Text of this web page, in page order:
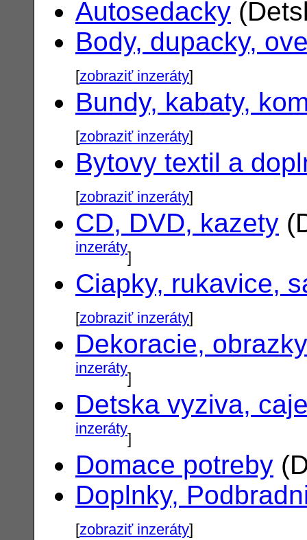
Autosedacky
Body, dupacky,
[zobraziť inzeráty]
Bundy, kabaty,
[zobraziť inzeráty]
Bytovy textil a
[zobraziť inzeráty]
CD, DVD, kazety
inzeráty]
Ciapky, rukavice,
[zobraziť inzeráty]
Dekoracie, obrazky
inzeráty]
Detska vyziva,
inzeráty]
Domace potreby
Doplnky,
[zobraziť inzeráty]